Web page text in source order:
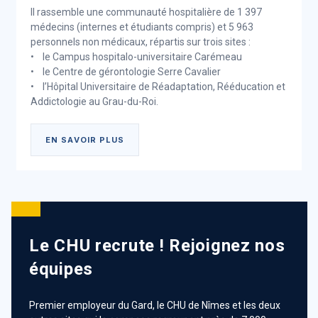
Il rassemble une communauté hospitalière de 1 397
médecins (internes et étudiants compris) et 5 963
personnels non médicaux, répartis sur trois sites :
• le Campus hospitalo-universitaire Carémeau
• le Centre de gérontologie Serre Cavalier
• l’Hôpital Universitaire de Réadaptation, Rééducation et
Addictologie au Grau-du-Roi.
EN SAVOIR PLUS
Territoire Cévennes - Gard -
Symbole de la coopération des établissements
publics
Au total, quinze établissements publics de santé et
Le CHU recrute ! Rejoignez nos
équipes
Premier employeur du Gard, le CHU de Nîmes et les deux